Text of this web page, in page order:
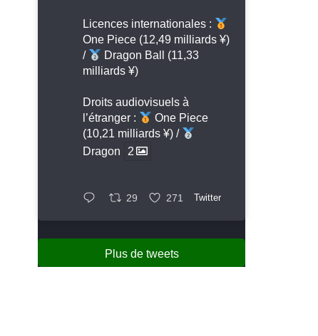
Licences internationales :
One Piece (12,49 milliards ¥)
/
Dragon Ball (11,33
milliards ¥)
Droits audiovisuels à
l’étranger :
One Piece
(10,21 milliards ¥) /
Dragon
2
29 271 Twitter
Plus de tweets